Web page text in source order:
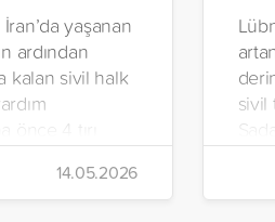
yaşanan
ardından
kalan sivil halk
önce 4 tırı
gıda kolisi ve
oluşan 7
14.05.2026
sivil